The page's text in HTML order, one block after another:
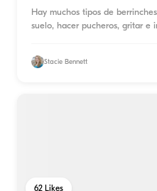
Hay muchos tipos de
suelo, hacer pucheros, gritar e
Stacie Bennett
62 Likes